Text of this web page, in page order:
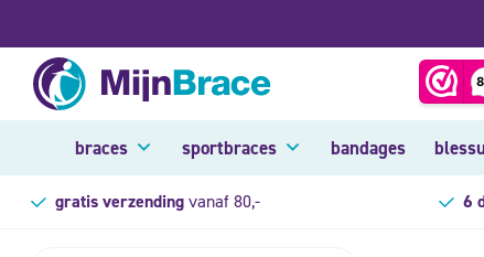
braces sportbraces bandages
gratis verzendingvanaf 80,- 6